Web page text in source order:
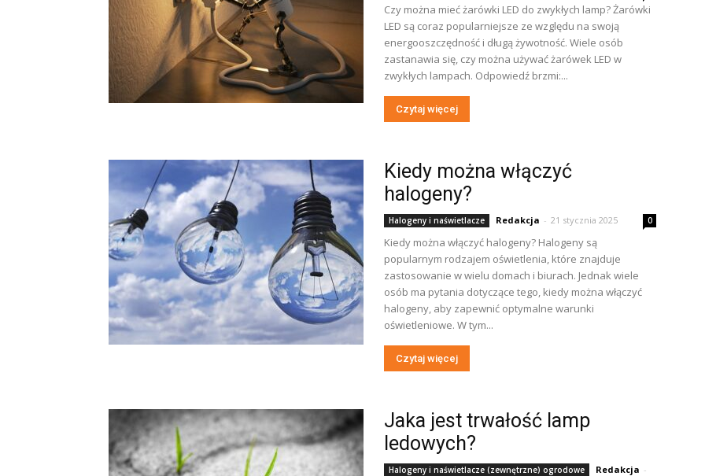
Czy można mieć żarówki LED do zwykłych lamp? Żarówki
LED są coraz popularniejsze ze względu na swoją
energooszczędność i długą żywotność. Wiele osób
zastanawia się, czy można używać żarówek LED w
zwykłych lampach. Odpowiedź brzmi:...
Czytaj więcej
Kiedy można włączyć
halogeny?
Halogeny i naświetlacze Redakcja - 21 stycznia 2025 0
Kiedy można włączyć halogeny? Halogeny są
popularnym rodzajem oświetlenia, które znajduje
zastosowanie w wielu domach i biurach. Jednak wiele
osób ma pytania dotyczące tego, kiedy można włączyć
halogeny, aby zapewnić optymalne warunki
oświetleniowe. W tym...
Czytaj więcej
Jaka jest trwałość lamp
ledowych?
Halogeny i naświetlacze (zewnętrzne) ogrodowe Redakcja -